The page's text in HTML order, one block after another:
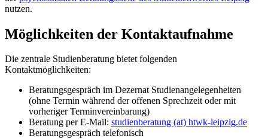
nutzen.
Möglichkeiten der Kontaktaufnahme
Die zentrale Studienberatung bietet folgenden
Kontaktmöglichkeiten:
Beratungsgespräch im Dezernat Studienangelegenheiten
(ohne Termin während der offenen Sprechzeit oder mit
vorheriger Terminvereinbarung)
Beratung per E-Mail: studienberatung (at) htwk-leipzig.de
Beratungsgespräch telefonisch